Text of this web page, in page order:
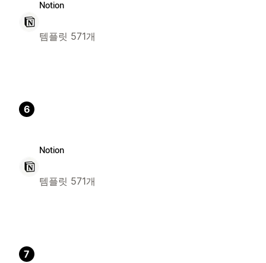
Notion
템플릿 571개
6
Notion
템플릿 571개
7